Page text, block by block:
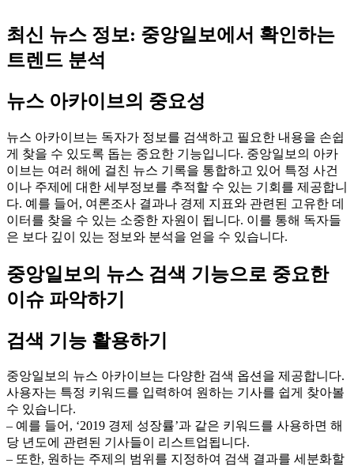
최신 뉴스 정보: 중앙일보에서 확인하는
트렌드 분석
뉴스 아카이브의 중요성
뉴스 아카이브는 독자가 정보를 검색하고 필요한 내용을 손쉽
게 찾을 수 있도록 돕는 중요한 기능입니다. 중앙일보의 아카
이브는 여러 해에 걸친 뉴스 기록을 통합하고 있어 특정 사건
이나 주제에 대한 세부정보를 추적할 수 있는 기회를 제공합니
다. 예를 들어, 여론조사 결과나 경제 지표와 관련된 고유한 데
이터를 찾을 수 있는 소중한 자원이 됩니다. 이를 통해 독자들
은 보다 깊이 있는 정보와 분석을 얻을 수 있습니다.
중앙일보의 뉴스 검색 기능으로 중요한
이슈 파악하기
검색 기능 활용하기
중앙일보의 뉴스 아카이브는 다양한 검색 옵션을 제공합니다.
사용자는 특정 키워드를 입력하여 원하는 기사를 쉽게 찾아볼
수 있습니다.
– 예를 들어, ‘2019 경제 성장률’과 같은 키워드를 사용하면 해
당 년도에 관련된 기사들이 리스트업됩니다.
– 또한, 원하는 주제의 범위를 지정하여 검색 결과를 세분화할